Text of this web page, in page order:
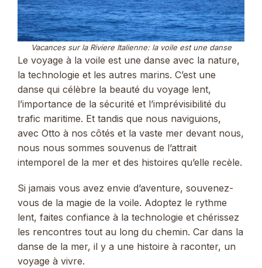
Vacances sur la Riviere Italienne: la voile est une danse
Le voyage à la voile est une danse avec la nature,
la technologie et les autres marins. C’est une
danse qui célèbre la beauté du voyage lent,
l’importance de la sécurité et l’imprévisibilité du
trafic maritime. Et tandis que nous naviguions,
avec Otto à nos côtés et la vaste mer devant nous,
nous nous sommes souvenus de l’attrait
intemporel de la mer et des histoires qu’elle recèle.
Si jamais vous avez envie d’aventure, souvenez-
vous de la magie de la voile. Adoptez le rythme
lent, faites confiance à la technologie et chérissez
les rencontres tout au long du chemin. Car dans la
danse de la mer, il y a une histoire à raconter, un
voyage à vivre.